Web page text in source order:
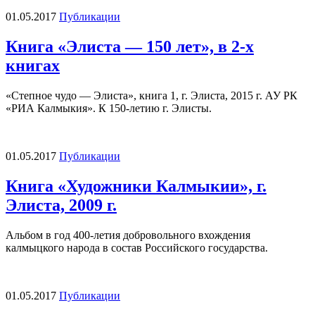
01.05.2017 Публикации
Книга «Элиста — 150 лет», в 2-х
книгах
«Степное чудо — Элиста», книга 1, г. Элиста, 2015 г. АУ РК
«РИА Калмыкия». К 150-летию г. Элисты.
01.05.2017 Публикации
Книга «Художники Калмыкии», г.
Элиста, 2009 г.
Альбом в год 400-летия добровольного вхождения
калмыцкого народа в состав Российского государства.
01.05.2017 Публикации